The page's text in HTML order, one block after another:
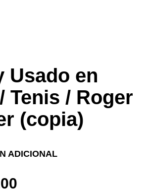
Usado en
Tenis / Roger
(copia)
ADICIONAL